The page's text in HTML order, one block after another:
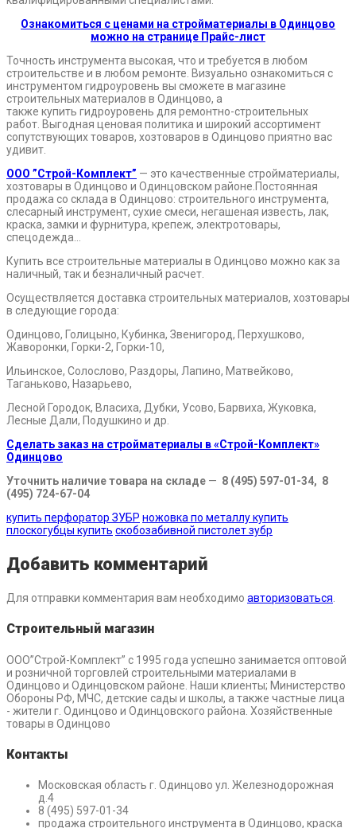
Ознакомиться с ценами на стройматериалы в Одинцово
можно на странице Прайс-лист
Точность инструмента высокая, что и требуется в любом
строительстве и в любом ремонте. Визуально ознакомиться с
инструментом гидроуровень вы сможете в магазине
строительных материалов в Одинцово, а
также купить гидроуровень для ремонтно-строительных
работ. Выгодная ценовая политика и широкий ассортимент
сопутствующих товаров, хозтоваров в Одинцово приятно вас
удивит.
ООО ”Строй-Комплект” — это качественные стройматериалы,
хозтовары в Одинцово и Одинцовском районе.Постоянная
продажа со склада в Одинцово: строительного инструмента,
слесарный инструмент, сухие смеси, негашеная известь, лак,
краска, замки и фурнитура, крепеж, электротовары,
спецодежда…
Купить все строительные материалы в Одинцово можно как за
наличный, так и безналичный расчет.
Осуществляется доставка строительных материалов, хозтовары
в следующие города:
Одинцово, Голицыно, Кубинка, Звенигород, Перхушково,
Жаворонки, Горки-2, Горки-10,
Ильинское, Солослово, Раздоры, Лапино, Матвейково,
Таганьково, Назарьево,
Лесной Городок, Власиха, Дубки, Усово, Барвиха, Жуковка,
Лесные Дали, Подушкино и др.
Сделать заказ на стройматериалы в «Строй-Комплект»
Одинцово
Уточнить наличие товара на складе — 8 (495) 597-01-34, 8
(495) 724-67-04
купить перфоратор ЗУБР ножовка по металлу купить
плоскогубцы купить скобозабивной пистолет зубр
Добавить комментарий
Для отправки комментария вам необходимо авторизоваться
Строительный магазин
ООО”Строй-Комплект” с 1995 года успешно занимается оптовой
и розничной торговлей строительными материалами в
Одинцово и Одинцовском районе. Наши клиенты; Министерство
Обороны РФ, МЧС, детские сады и школы, а также частные лица
- жители г. Одинцово и Одинцовского района. Хозяйственные
товары в Одинцово
Контакты
Московская область г. Одинцово ул. Железнодорожная
д.4
8 (495) 597-01-34
продажа строительного инструмента в Одинцово, краска